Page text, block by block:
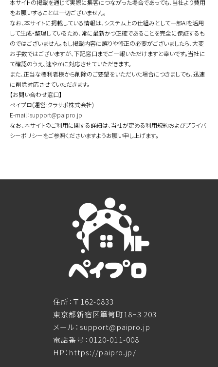
本サイトの掲載を通じて実際に集客につながった場合であっても、当社より費用
をお願いすることは一切ございません。
なお、本サイトに掲載している情報は、システム上の仕組みとして一部AIを活用
して生成・整理しているため、常に最新かつ正確であることを完全に保証するも
のではございません。もし掲載内容に誤りや修正の必要がございましたら、大変
お手数ではございますが、下記窓口までご一報いただけますと幸いです。当社に
て確認のうえ、速やかに対応させていただきます。
また、正当な権利者様から削除のご要望をいただいた場合につきましても、迅速
に削除対応させていただきます。
【お問い合わせ窓口】
ペイプロ(運営:クラサポ株式会社)
E-mail：support@paipro.jp
なお、本サイトのご利用に関する詳細は、当社が定める利用規約およびプライバ
シーポリシーをご参照くださいますようお願い申し上げます。
住所：〒162-0833
東京都新宿区箪笥町18−3 203
メール：support@paipro.jp
電話番号：0120-011-008
HP：https://paipro.jp/